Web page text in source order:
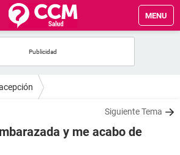
MENU
Siguiente Tema
y me acabo de